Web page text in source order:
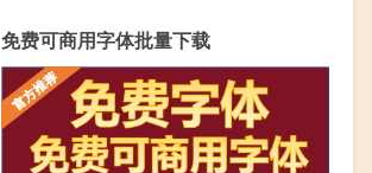
免费可商用字体批量下载